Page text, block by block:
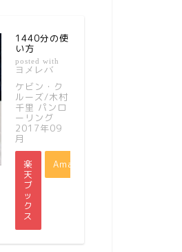
1440分の使
い方
posted with
ヨメレバ
ケビン・ク
ルーズ/木村
千里 パンロ
ーリング
2017年09
月
楽
天
ブ
ッ
ク
ス
Amazon